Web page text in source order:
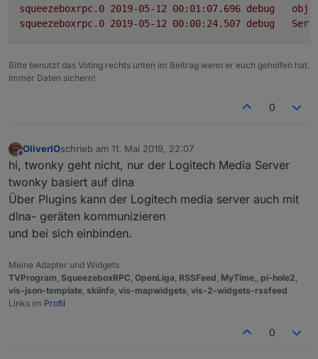
squeezeboxrpc.0
debug
squeezeboxrpc.0
debug
Bitte benutzt das Voting rechts unten im Beitrag wenn er euch geholfen hat.
Immer Daten sichern!
0
Offline
OliverIOschrieb am 11. Mai 2019, 22:07
zuletzt editiert von
hi, twonky geht nicht, nur der Logitech Media Server
twonky basiert auf dlna
Über Plugins kann der Logitech media server auch mit
dlna- geräten kommunizieren
und bei sich einbinden.
Meine Adapter und Widgets
TVProgram, SqueezeboxRPC, OpenLiga, RSSFeed, MyTime,, pi-hole2,
vis-json-template, skiinfo, vis-mapwidgets, vis-2-widgets-rssfeed
Links im Profil
0